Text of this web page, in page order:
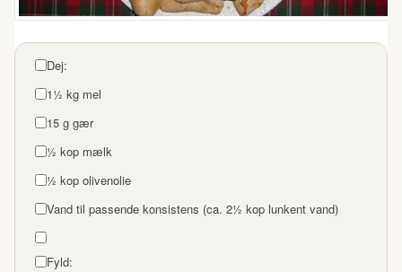
Dej:
1½ kg mel
15 g gær
½ kop mælk
½ kop olivenolie
Vand til passende konsistens (ca. 2½ kop lunkent vand)
Fyld: